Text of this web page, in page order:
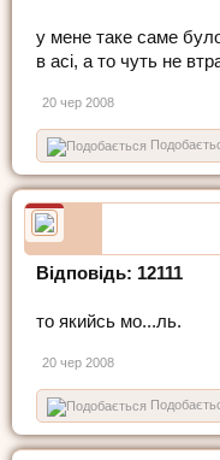
у мене таке саме
в асі, а то чуть не
20 чер 2008
Відповідь: 12111
то якийсь мо...ль.
20 чер 2008